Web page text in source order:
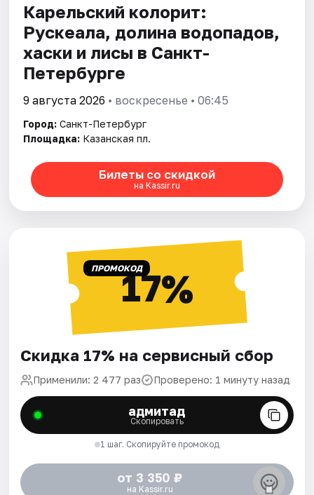
Карельский колорит:
Рускеала, долина водопадов,
хаски и лисы в Санкт-
Петербурге
9 августа 2026 • воскресенье • 06:45
Город: Санкт-Петербург
Площадка: Казанская пл.
Билеты со скидкой
на Kassir.ru
ПРОМОКОД17%
Скидка 17% на сервисный сбор
Применили: 2 477 раз Проверено: 1 минуту назад
адмитад
Скопировать
1 шаг. Скопируйте промокод
от 3 350 ₽
на Kassir.ru